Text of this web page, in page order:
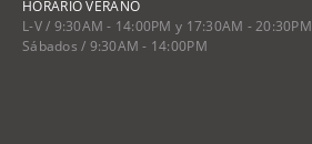
HORARIO VERANO
L-V / 9:30AM - 14:00PM y 17:30AM - 20:30PM
Sábados / 9:30AM - 14:00PM